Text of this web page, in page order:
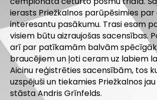
ierasts Priežkalnos parūpēsimies par
interesantu pasākumu. Trasi esam
visiem būtu aizraujošas sacensības.
arī par patīkamām balvām
braucējiem un ļoti ceram uz labiem
Aicinu reģistrēties sacensībām, tos
uzspējuši un tiekamies Priežkalnos jau
stāsta Andris Grīnfelds.